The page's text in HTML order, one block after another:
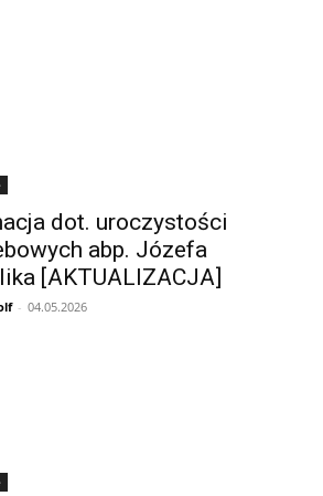
dot. uroczystości
abp. Józefa
[AKTUALIZACJA]
- 04.05.2026